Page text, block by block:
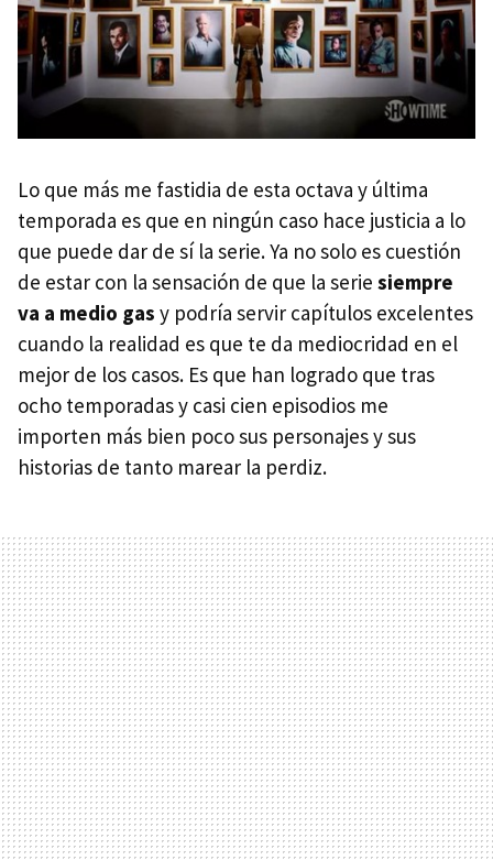
Lo que más me fastidia de esta octava y última
temporada es que en ningún caso hace justicia a lo
que puede dar de sí la serie. Ya no solo es cuestión
de estar con la sensación de que la serie siempre
va a medio gas y podría servir capítulos excelentes
cuando la realidad es que te da mediocridad en el
mejor de los casos. Es que han logrado que tras
ocho temporadas y casi cien episodios me
importen más bien poco sus personajes y sus
historias de tanto marear la perdiz.